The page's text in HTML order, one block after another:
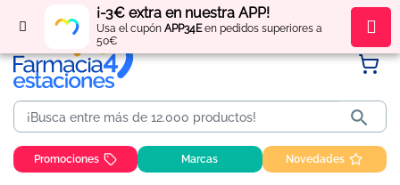
¡-3€ extra en nuestra APP!
Usa el cupón APP34Een pedidos superiores a
50€
Regístratey obténpuntos por tus compras

Promociones Marcas Novedades